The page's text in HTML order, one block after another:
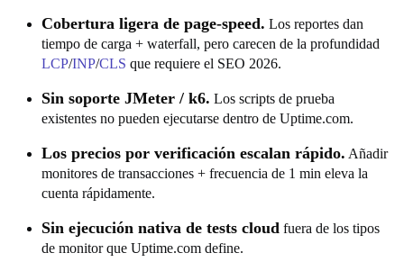
Cobertura ligera de page-speed. Los reportes dan
tiempo de carga + waterfall, pero carecen de la profundidad
LCP/INP/CLS que requiere el SEO 2026.
Sin soporte JMeter / k6. Los scripts de prueba
existentes no pueden ejecutarse dentro de Uptime.com.
Los precios por verificación escalan rápido. Añadir
monitores de transacciones + frecuencia de 1 min eleva la
cuenta rápidamente.
Sin ejecución nativa de tests cloud fuera de los tipos
de monitor que Uptime.com define.